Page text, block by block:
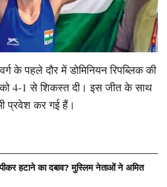
के पहले दौर में डोमिनियन रिपब्लिक की
को 4-1 से शिकस्त दी। इस जीत के साथ
प्रवेश कर गई हैं।
हटाने का दबाव? मुस्लिम नेताओं ने अमित